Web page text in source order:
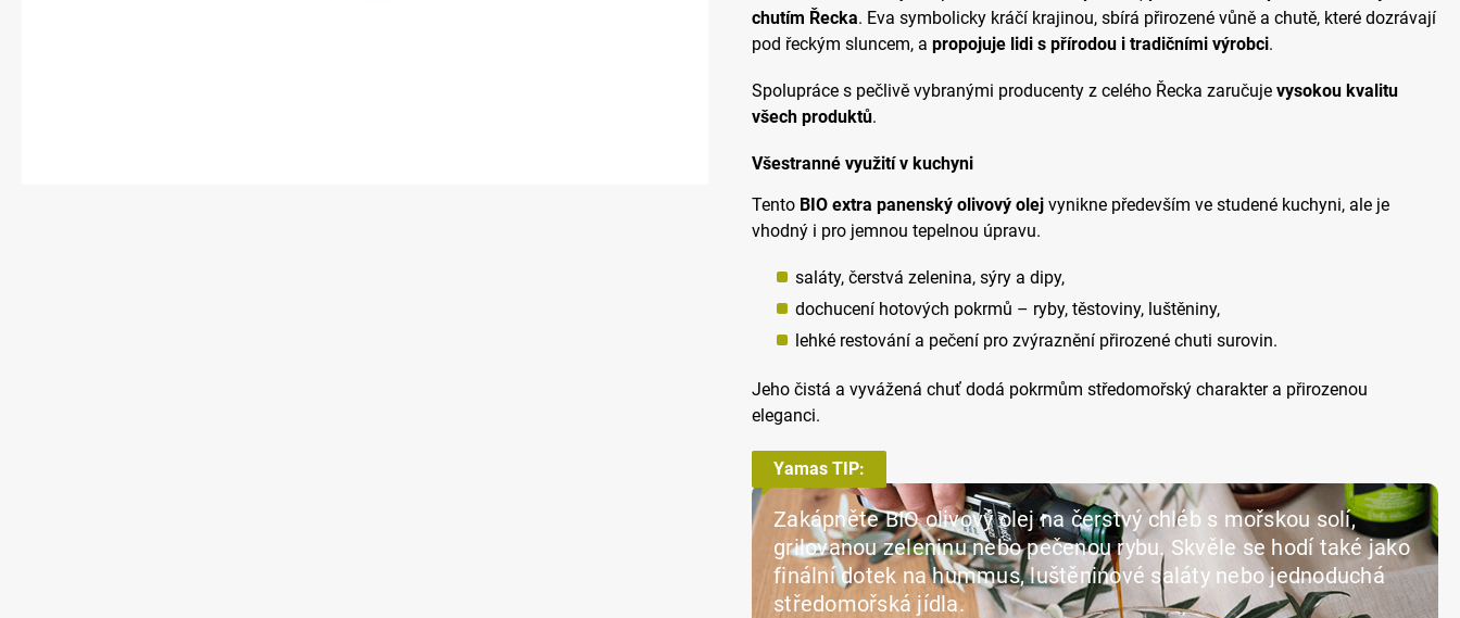
chutím Řecka. Eva symbolicky kráčí krajinou, sbírá přirozené vůně a chutě, které dozrávají
pod řeckým sluncem, a propojuje lidi s přírodou i tradičními výrobci.
Spolupráce s pečlivě vybranými producenty z celého Řecka zaručuje vysokou kvalitu
všech produktů.
Všestranné využití v kuchyni
Tento BIO extra panenský olivový olej vynikne především ve studené kuchyni, ale je
vhodný i pro jemnou tepelnou úpravu.
saláty, čerstvá zelenina, sýry a dipy,
dochucení hotových pokrmů – ryby, těstoviny, luštěniny,
lehké restování a pečení pro zvýraznění přirozené chuti surovin.
Jeho čistá a vyvážená chuť dodá pokrmům středomořský charakter a přirozenou
eleganci.
Yamas TIP:
Zakápněte BIO olivový olej na čerstvý chléb s mořskou solí,
grilovanou zeleninu nebo pečenou rybu. Skvěle se hodí také jako
finální dotek na hummus, luštěninové saláty nebo jednoduchá
středomořská jídla.